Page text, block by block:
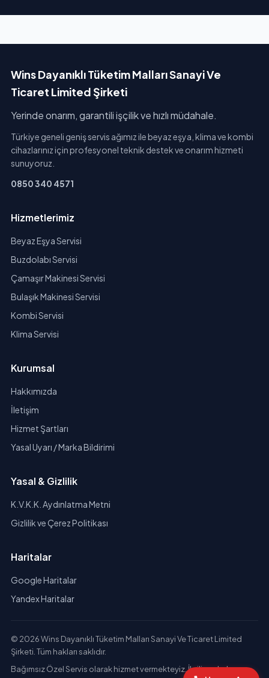
Wins Dayanıklı Tüketim Malları Sanayi Ve
Ticaret Limited Şirketi
Yerinde onarım, garantili işçilik ve hızlı müdahale.
Türkiye geneli geniş servis ağımız ile beyaz eşya, klima ve kombi
cihazlarınız için profesyonel teknik destek ve onarım hizmeti
sunuyoruz.
0850 340 4571
Hizmetlerimiz
Beyaz Eşya Servisi
Buzdolabı Servisi
Çamaşır Makinesi Servisi
Bulaşık Makinesi Servisi
Kombi Servisi
Klima Servisi
Kurumsal
Hakkımızda
İletişim
Hizmet Şartları
Yasal Uyarı / Marka Bildirimi
Yasal & Gizlilik
K.V.K.K. Aydınlatma Metni
Gizlilik ve Çerez Politikası
Haritalar
Google Haritalar
Yandex Haritalar
© 2026 Wins Dayanıklı Tüketim Malları Sanayi Ve Ticaret Limited
Şirketi. Tüm hakları saklıdır.
Bağımsız Özel Servis olarak hizmet vermekteyiz. İlgili markaların